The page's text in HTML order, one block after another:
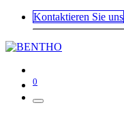
Kontaktieren Sie uns
0